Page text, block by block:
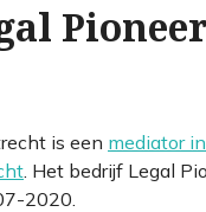
is een mediator
. Het bedrijf Legal
2020.